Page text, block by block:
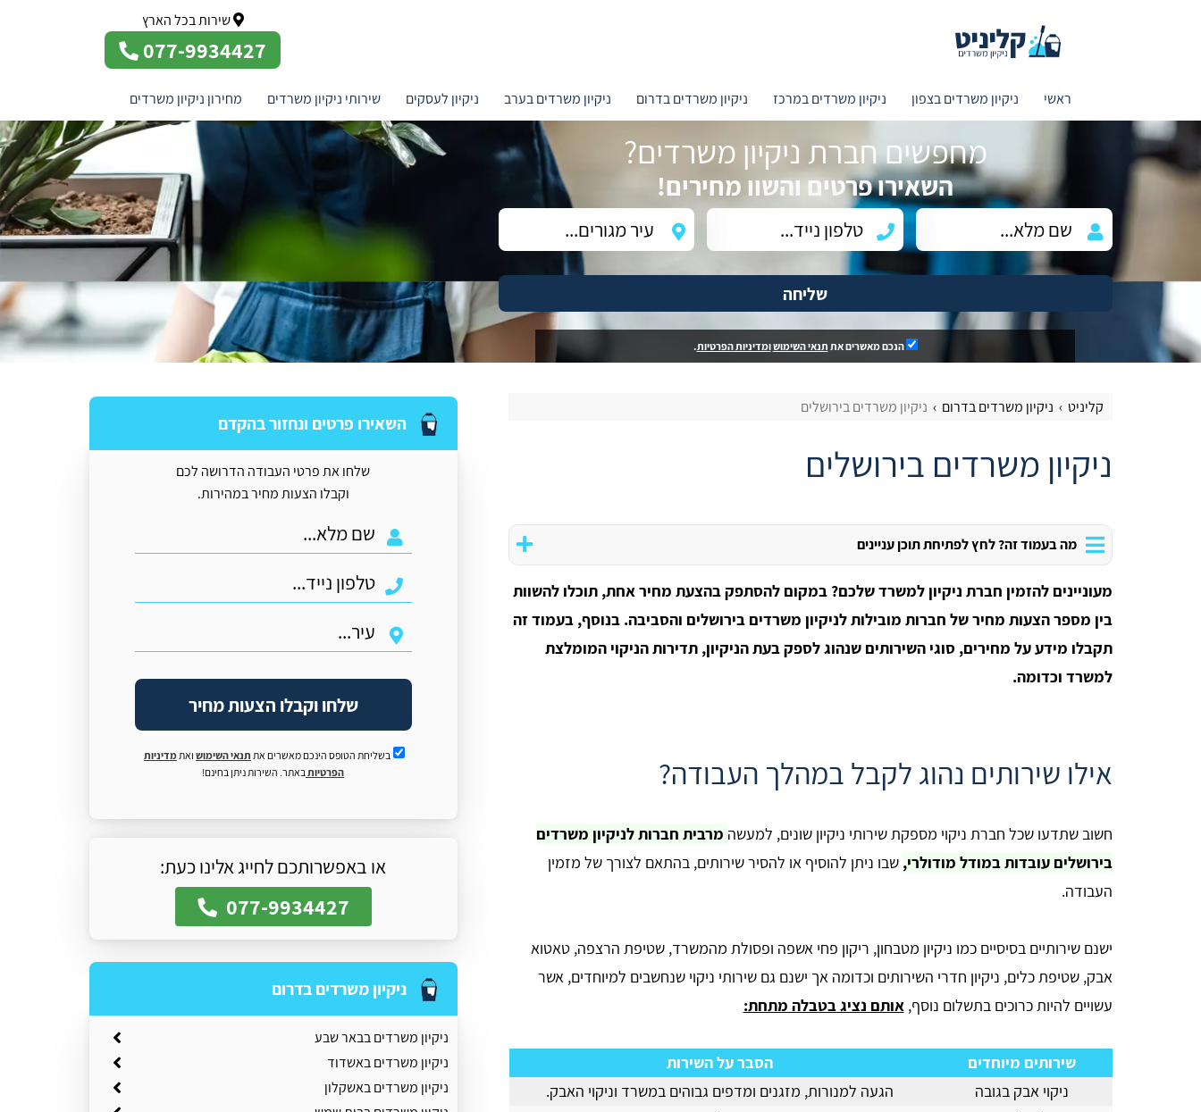
שירות בכל הארץ
077-9934427
ראשי ניקיון משרדים בצפון ניקיון משרדים במרכז ניקיון משרדים בדרום ניקיון משרדים בערב ניקיון לעסקים שירותי ניקיון משרדים מחירון ניקיון משרדים
מחפשים חברת ניקיון משרדים?
השאירו פרטים והשוו מחירים!
שליחה
הנכם מאשרים את תנאי השימושומדיניות הפרטיות.
קליניט ניקיון משרדים בדרום ניקיון משרדים בירושלים
ניקיון משרדים בירושלים
מה בעמוד זה? לחץ לפתיחת תוכן עניינים
מעוניינים להזמין חברת ניקיון למשרד שלכם? במקום להסתפק בהצעת מחיר אחת, תוכלו להשוות
בין מספר הצעות מחיר של חברות מובילות לניקיון משרדים בירושלים והסביבה. בנוסף, בעמוד זה
תקבלו מידע על מחירים, סוגי השירותים שנהוג לספק בעת הניקיון, תדירות הניקוי המומלצת
למשרד וכדומה.
אילו שירותים נהוג לקבל במהלך העבודה?
חשוב שתדעו שכל חברת ניקוי מספקת שירותי ניקיון שונים, למעשה מרבית חברות לניקיון משרדים
בירושלים עובדות במודל מודולרי, שבו ניתן להוסיף או להסיר שירותים, בהתאם לצורך של מזמין
העבודה.
ישנם שירותיים בסיסיים כמו ניקיון מטבחון, ריקון פחי אשפה ופסולת מהמשרד, שטיפת הרצפה, טאטוא
אבק, שטיפת כלים, ניקיון חדרי השירותים וכדומה אך ישנם גם שירותי ניקוי שנחשבים למיוחדים, אשר
עשויים להיות כרוכים בתשלום נוסף,אותם נציג בטבלה מתחת:
שירותים מיוחדים
הסבר על השירות
ניקוי אבק בגובה
הגעה למנורות, מזגנים ומדפים גבוהים במשרד וניקוי האבק.
השאירו פרטים ונחזור בהקדם
שלחו את פרטי העבודה הדרושה לכם
וקבלו הצעות מחיר במהירות.
שלחו וקבלו הצעות מחיר
בשליחת הטופס הינכם מאשרים את תנאי השימושואתמדיניות
הפרטיותבאתר. השירות ניתן בחינם!
או באפשרותכם לחייג אלינו כעת:
077-9934427
ניקיון משרדים בדרום
ניקיון משרדים בבאר שבע
ניקיון משרדים באשדוד
ניקיון משרדים באשקלון